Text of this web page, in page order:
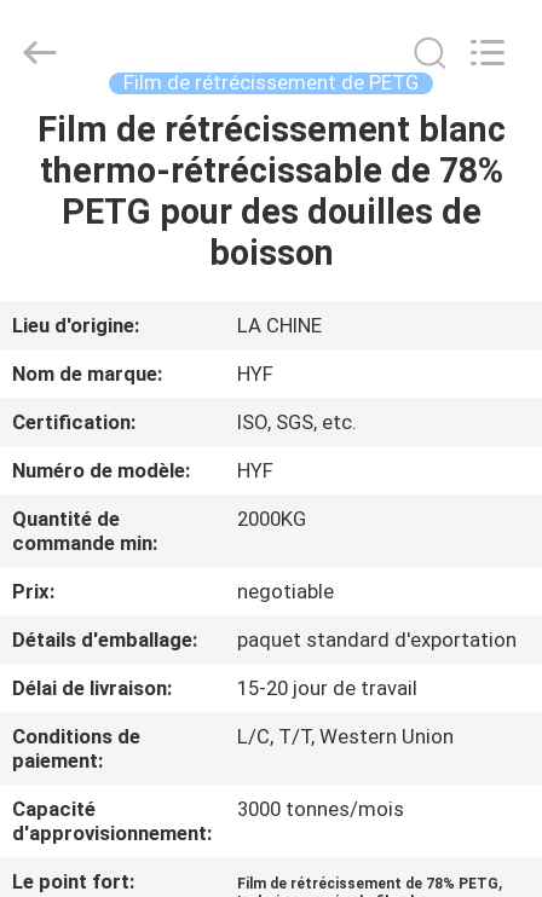
MAISON
PRODUITS
AU
DE
NOUS
VISITE
D'USINE
CONTRÔLE
DE
QUALITÉ
CONTACTEZ-
NOUS
Packaging
Reserved.
Film de rétrécissement de PETG
Film de rétrécissement blanc
thermo-rétrécissable de 78%
PETG pour des douilles de
boisson
Lieu d'origine:
LA CHINE
Nom de marque:
HYF
Certification:
ISO, SGS, etc.
Numéro de modèle:
HYF
Quantité de
commande min:
2000KG
Prix:
negotiable
Détails d'emballage:
paquet standard d'exportation
Délai de livraison:
15-20 jour de travail
Conditions de
paiement:
L/C, T/T, Western Union
Capacité
d'approvisionnement:
3000 tonnes/mois
Le point fort: Film de rétrécissement de 78% PETG,